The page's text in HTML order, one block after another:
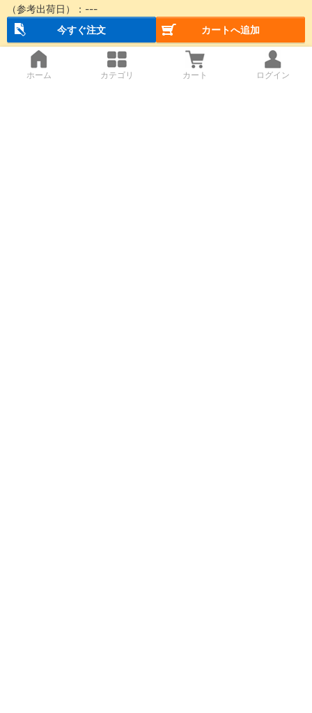
（参考出荷日）： ---
今すぐ注文
カートへ追加
ホーム カテゴリ カート ログイン